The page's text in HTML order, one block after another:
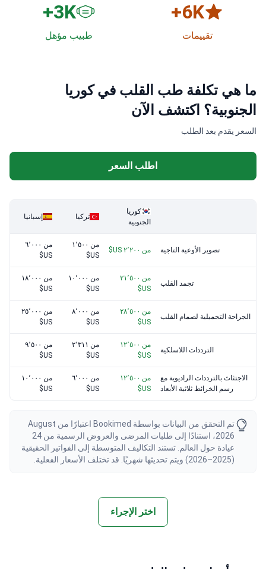
6K+
تقييمات
3K+
طبيب مؤهل
ما هي تكلفة طب القلب في كوريا
الجنوبية؟ اكتشف الآن
السعر يقدم بعد الطلب
اطلب السعر
كوريا
الجنوبية
تركيا إسبانيا
تصوير الأوعية التاجية من ٢٬٢٠٠ US$
من ١٬٥٠٠
US$
من ٦٬٠٠٠
US$
تجمد القلب
من ٢١٬٥٠٠
US$
من ١٠٬٠٠٠
US$
من ١٨٬٠٠٠
US$
الجراحة التجميلية لصمام القلب
من ٢٨٬٥٠٠
US$
من ٨٬٠٠٠
US$
من ٢٥٬٠٠٠
US$
الترددات اللاسلكية
من ١٢٬٥٠٠
US$
من ٢٬٣١١
US$
من ٩٬٥٠٠
US$
الاجتثاث بالترددات الراديوية مع
رسم الخرائط ثلاثية الأبعاد
من ١٢٬٥٠٠
US$
من ٦٬٠٠٠
US$
من ١٠٬٠٠٠
US$
تم التحقق من البيانات بواسطة Bookimed اعتبارًا من August
2026، استنادًا إلى طلبات المرضى والعروض الرسمية من 24
عيادة حول العالم. تستند التكاليف المتوسطة إلى الفواتير الحقيقية
(2025–2026) ويتم تحديثها شهريًا. قد تختلف الأسعار الفعلية.
اختر الإجراء